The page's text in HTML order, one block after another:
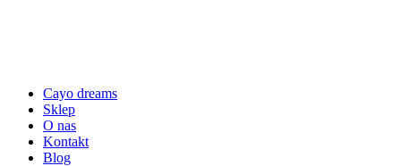
Cayo dreams
Sklep
O nas
Kontakt
Blog